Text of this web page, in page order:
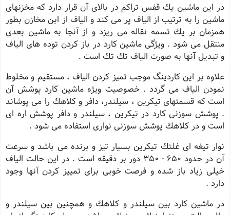
در این ماشین یك قفس تراكم در بالای آن قرار دارد كه مخزنهای
ماشین را به ترتیب از الیاف پر می كند و الیاف از ابن مخازن بطور
همزمان بر یك تسمه نقاله می ریزد و از آنجا به ماشین بعدی
منتقل می شود . ویژگی ماشین كارد در باز كردن توده های الیاف
و تبدیل آنها به صورت الیاف تك تك است .
علاوه بر این كاردینگ موجب تمیز كردن الیاف ، مستقیم و مخلوط
نمودن الیاف می گردد . خصوصیت ویژه ماشین كارد پوشش آن
است كه قسمتهای تیكرین ، سیلندر، دافر و كلاهك را می پوشاند
. پوشش سوزنی كارد در تیكرین ، سیلندر و دافر پوشش اره ای
است و در كلاهك پوشش سوزنی نواری استفاده می شود .
نوار تیغه ای غلتك تیكرین بسیار تیز و برنده می باشد و سرعت
آن در حدود 650 - 350 دور بر دقیقه است . در این حالت الیاف
خیلی زیاد باز شده و فرصت خوبی برای تمییز كردن آنها وجود
دارد .
در ماشین كارد بین سیلندر و كلاهك و همچنین بین سیلندر و